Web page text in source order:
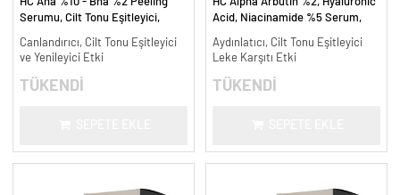
Serumu, Cilt Tonu Eşitleyici,
Canlandırıcı, Cilt Tonu Eşitleyici
ve Yenileyici Etki
TÜKENDİ
Acid, Niacinamide %5 Serum,
ml.
Aydınlatıcı, Cilt Tonu Eşitleyici
Leke Karşıtı Etki
TÜKENDİ